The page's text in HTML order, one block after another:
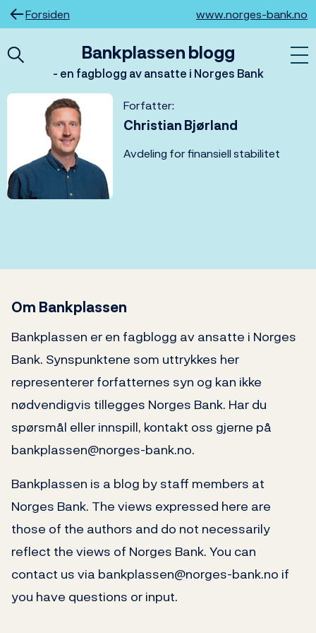
Hopp
til
Forsiden www.norges-bank.no
Bankplassen blogg
- en fagblogg av ansatte i Norges Bank
Forfatter:
Christian Bjørland
Avdeling for finansiell stabilitet
Om Bankplassen
Bankplassen er en fagblogg av ansatte i Norges
Bank. Synspunktene som uttrykkes her
representerer forfatternes syn og kan ikke
nødvendigvis tillegges Norges Bank. Har du
spørsmål eller innspill, kontakt oss gjerne på
bankplassen@norges-bank.no.
Bankplassen is a blog by staff members at
Norges Bank. The views expressed here are
those of the authors and do not necessarily
reflect the views of Norges Bank. You can
contact us via bankplassen@norges-bank.no if
you have questions or input.